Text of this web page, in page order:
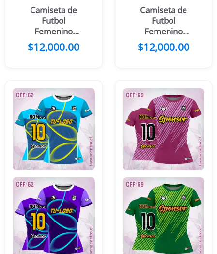
Camiseta de
Futbol
Femenino
Celeste Caballo
$12,000.00
Camiseta de
Futbol
Femenino
Negro Morado
Flores
$12,000.00